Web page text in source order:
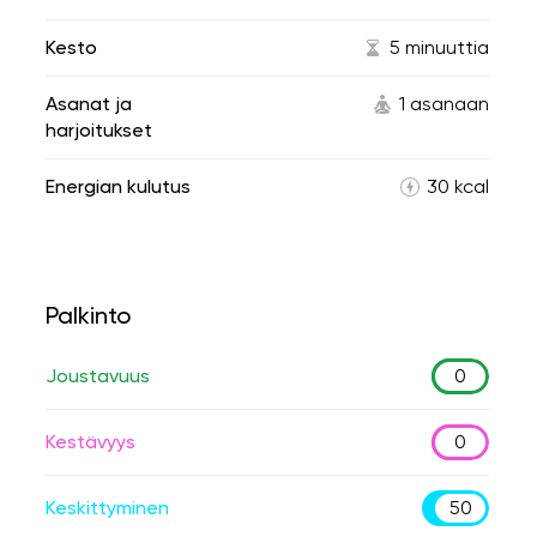
Kesto 5 minuuttia
Asanat ja
harjoitukset
1 asanaan
Energian kulutus 30 kcal
Palkinto
Joustavuus 0
Kestävyys 0
Keskittyminen 50